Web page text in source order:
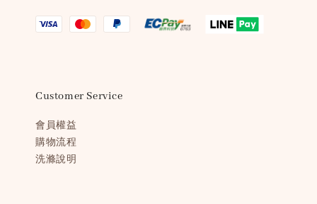
Customer Service
會員權益
購物流程
洗滌說明